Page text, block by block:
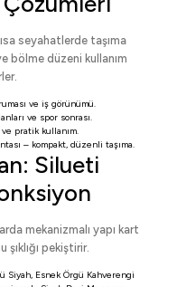
seyahatlerde taşıma
bölme düzeni kullanım
ve iş görünümü.
ve spor sonrası.
pratik kullanım.
– kompakt, düzenli taşıma.
Silueti
mekanizmalı yapı kart
şıklığı pekiştirir.
Siyah, Esnek Örgü Kahverengi